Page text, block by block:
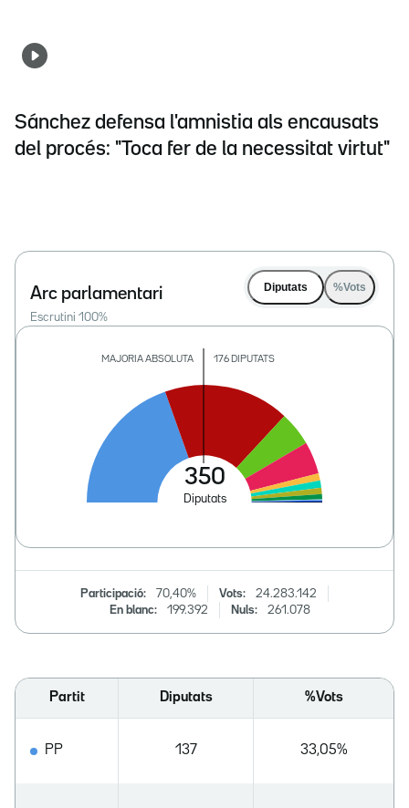
Sánchez defensa l'amnistia als encausats
del procés: "Toca fer de la necessitat virtut"
Arc parlamentari
Escrutini 100%
Diputats %Vots
Participació: 70,40% Vots:
24.283.142
En blanc:
199.392 Nuls: 261.078
Partit Diputats %Vots
PP 137 33,05%